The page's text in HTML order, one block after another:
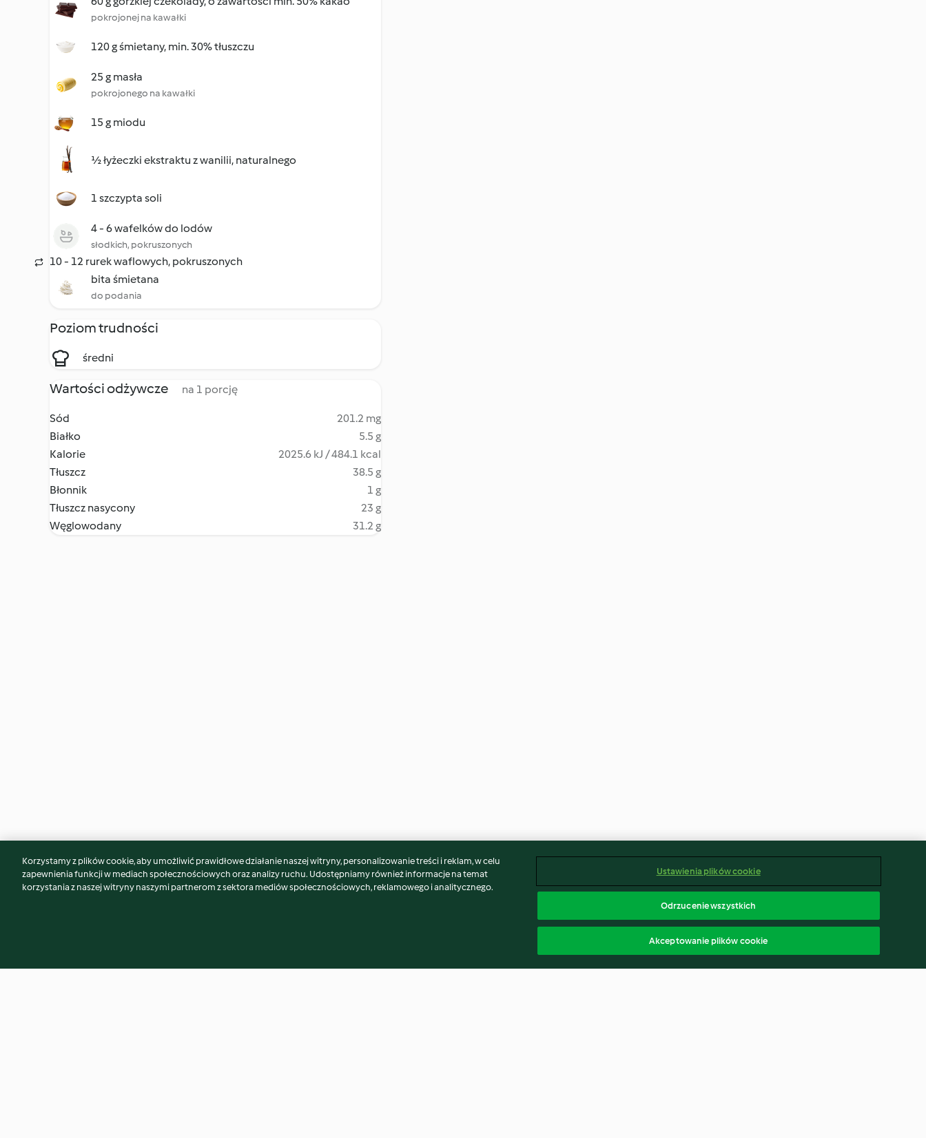
pokrojonej na kawałki
120 g śmietany, min. 30% tłuszczu
25 g masła
pokrojonego na kawałki
15 g miodu
½ łyżeczki ekstraktu z wanilii, naturalnego
1 szczypta soli
4 - 6 wafelków do lodów
słodkich, pokruszonych
10 - 12 rurek waflowych, pokruszonych
bita śmietana
do podania
Poziom trudności
średni
Wartości odżywcze na 1 porcję
Sód
201.2 mg
Białko
5.5 g
Kalorie
2025.6 kJ / 484.1 kcal
Tłuszcz
38.5 g
Błonnik
1 g
Tłuszcz nasycony
23 g
Węglowodany
31.2 g
Może spodoba Ci się również...
Korzystamy z plików cookie, aby umożliwić prawidłowe działanie naszej witryny, personalizowanie treści i reklam, w celu
zapewnienia funkcji w mediach społecznościowych oraz analizy ruchu. Udostępniamy również informacje na temat
korzystania z naszej witryny naszymi partnerom z sektora mediów społecznościowych, reklamowego i analitycznego.
Ustawienia plików cookie
Odrzucenie wszystkich
Akceptowanie plików cookie